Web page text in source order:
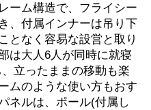
ーム構造で、フライシー
、付属インナーは吊り下
となく容易な設営と取り
は大人6人が同時に就寝
立ったままの移動も楽
ムのような使い方もおす
ネルは、ポール(付属し